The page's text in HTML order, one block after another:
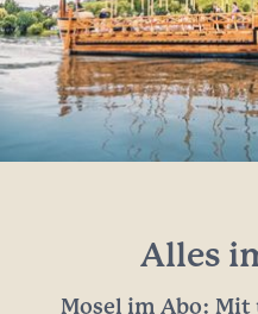
Alles
Mosel im Abo: